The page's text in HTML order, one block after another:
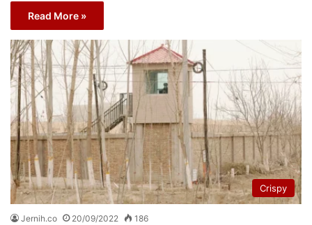
Read More »
Crispy
Jernih.co 20/09/2022 186